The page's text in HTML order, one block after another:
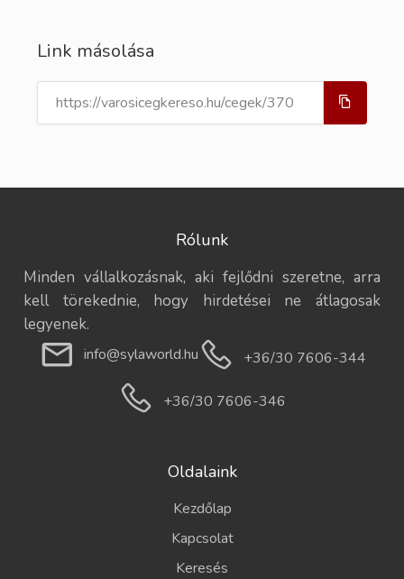
Link másolása
Rólunk
Minden vállalkozásnak, aki fejlődni szeretne, arra
kell törekednie, hogy hirdetései ne átlagosak
legyenek.
info@sylaworld.hu +36/30 7606-344
+36/30 7606-346
Oldalaink
Kezdőlap
Kapcsolat
Keresés